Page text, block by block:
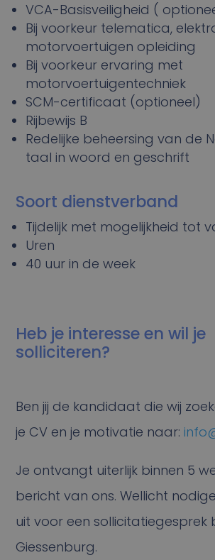
VCA-Basisveiligheid (
Bij voorkeur telematica,
motorvoertuigen opleiding
Bij voorkeur ervaring met
motorvoertuigentechniek
SCM-certificaat (optioneel)
Rijbewijs B
Redelijke beheersing van de
taal in woord en geschrift
Soort dienstverband
Tijdelijk met mogelijkheid tot
Uren
40 uur in de week
Heb je interesse en wil je
solliciteren?
Ben jij de kandidaat die wij
je CV en je motivatie naar:
Je ontvangt uiterlijk binnen 5
bericht van ons. Wellicht
uit voor een sollicitatiegesprek
Giessenburg.